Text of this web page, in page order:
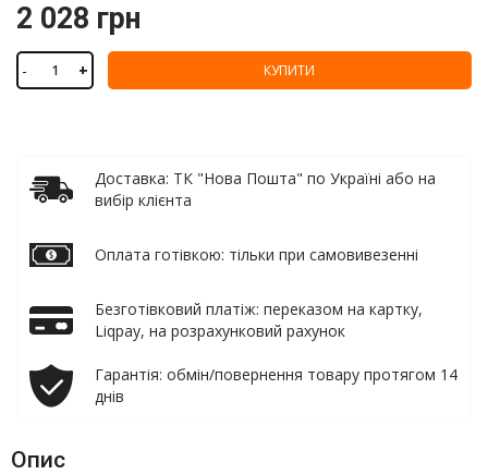
2 028 грн
- + КУПИТИ
Доставка: ТК "Нова Пошта" по Україні або на
вибір клієнта
Оплата готівкою: тільки при самовивезенні
Безготівковий платіж: переказом на картку,
Liqpay, на розрахунковий рахунок
Гарантія: обмін/повернення товару протягом 14
днів
Опис